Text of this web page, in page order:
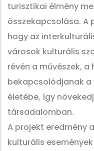
turisztikai élmény
összekapcsolása. A
hogy az
városok kulturális
révén a művészek, a
bekapcsolódjanak
életébe, így
társadalomban.
A projekt eredmény
kulturális